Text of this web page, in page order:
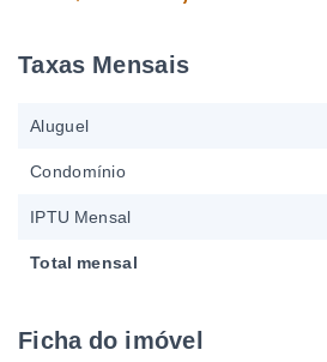
Taxas Mensais
Aluguel
Condomínio
IPTU Mensal
Total mensal
Ficha do imóvel